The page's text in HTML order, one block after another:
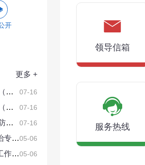
开
更多 +
07-16
07-16
07-16
…
05-06
…
05-06
…
领导信箱
服务热线